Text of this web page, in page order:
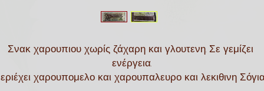
Σνακ χαρουπιου χωρίς ζάχαρη και γλουτενη. Σε γεμίζει
ενέργεια.
χαρουπομελο και χαρουπαλευρο και λεκιθινη